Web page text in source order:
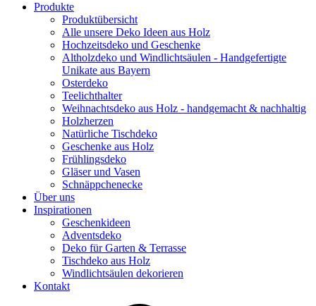
Produkte
Produktübersicht
Alle unsere Deko Ideen aus Holz
Hochzeitsdeko und Geschenke
Altholzdeko und Windlichtsäulen - Handgefertigte
Unikate aus Bayern
Osterdeko
Teelichthalter
Weihnachts­deko aus Holz - handgemacht & nachhaltig
Holzherzen
Natürliche Tischdeko
Geschenke aus Holz
Frühlingsdeko
Gläser und Vasen
Schnäppchenecke
Über uns
Inspirationen
Geschenkideen
Adventsdeko
Deko für Garten & Terrasse
Tischdeko aus Holz
Windlichtsäulen dekorieren
Kontakt